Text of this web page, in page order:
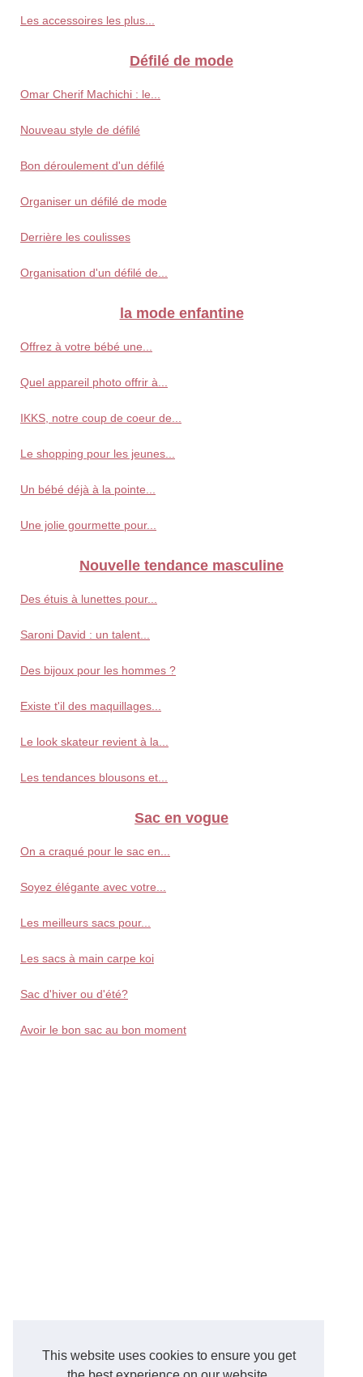
This website uses cookies to ensure you get
Les accessoires les plus...
Défilé de mode
Omar Cherif Machichi : le...
Nouveau style de défilé
Bon déroulement d'un défilé
Organiser un défilé de mode
Derrière les coulisses
Organisation d'un défilé de...
la mode enfantine
Offrez à votre bébé une...
Quel appareil photo offrir à...
IKKS, notre coup de coeur de...
Le shopping pour les jeunes...
Un bébé déjà à la pointe...
Une jolie gourmette pour...
Nouvelle tendance masculine
Des étuis à lunettes pour...
Saroni David : un talent...
Des bijoux pour les hommes ?
Existe t'il des maquillages...
Le look skateur revient à la...
Les tendances blousons et...
Sac en vogue
On a craqué pour le sac en...
Soyez élégante avec votre...
Les meilleurs sacs pour...
Les sacs à main carpe koi
Sac d'hiver ou d'été?
Avoir le bon sac au bon moment